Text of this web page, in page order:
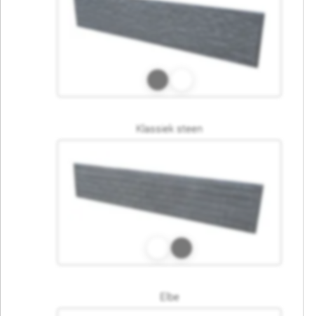
Klassiek steen
Elbe